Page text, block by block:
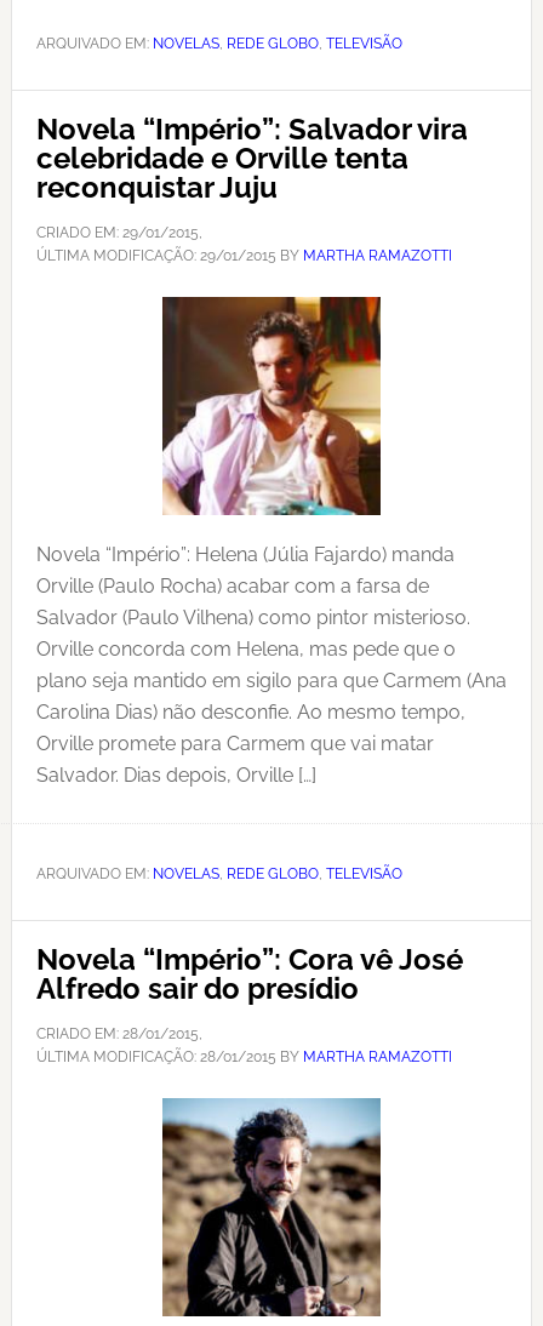
ARQUIVADO EM: NOVELAS, REDE GLOBO, TELEVISÃO
Novela “Império”: Salvador vira
celebridade e Orville tenta
reconquistar Juju
CRIADO EM: 29/01/2015,
ÚLTIMA MODIFICAÇÃO: 29/01/2015 BY MARTHA RAMAZOTTI
Novela “Império”: Helena (Júlia Fajardo) manda
Orville (Paulo Rocha) acabar com a farsa de
Salvador (Paulo Vilhena) como pintor misterioso.
Orville concorda com Helena, mas pede que o
plano seja mantido em sigilo para que Carmem (Ana
Carolina Dias) não desconfie. Ao mesmo tempo,
Orville promete para Carmem que vai matar
Salvador. Dias depois, Orville […]
ARQUIVADO EM: NOVELAS, REDE GLOBO, TELEVISÃO
Novela “Império”: Cora vê José
Alfredo sair do presídio
CRIADO EM: 28/01/2015,
ÚLTIMA MODIFICAÇÃO: 28/01/2015 BY MARTHA RAMAZOTTI